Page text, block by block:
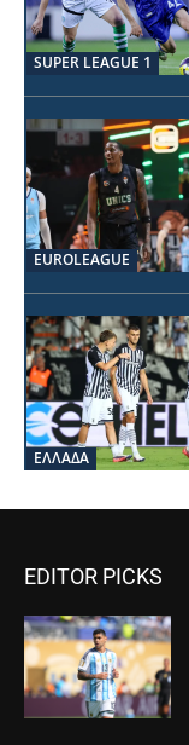
SUPER LEAGUE 1
EUROLEAGUE
ΕΛΛΑΔΑ
EDITOR PICKS